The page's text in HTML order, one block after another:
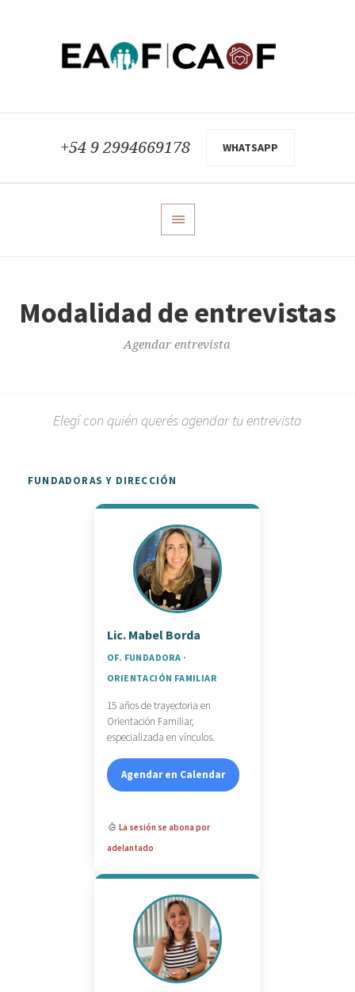
+54 9 2994669178 WHATSAPP
Modalidad de entrevistas
Agendar entrevista
Elegí con quién querés agendar tu entrevista
FUNDADORAS Y DIRECCIÓN
Lic. Mabel Borda
OF. FUNDADORA ·
ORIENTACIÓN FAMILIAR
15 años de trayectoria en
Orientación Familiar,
especializada en vínculos.
Agendar en Calendar
La sesión se abona por
adelantado